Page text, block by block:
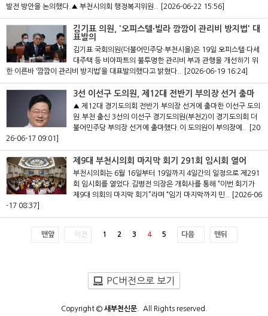
발전 방안을 논의했다.▲ 부천시의회 행정복지위원..
[2026-06-22 15:56]
김기표 의원, '오피스텔·빌라 깜깜이 관리비 방지법' 대
표발의
김기표 국회의원(더불어민주당·부천시을)은 19일 오피스텔·다세
대주택 등 비아파트의 불투명한 관리비 부과 관행을 개선하기 위
한 이른바 ‘깜깜이 관리비 방지법’을 대표발의했다고 밝혔다..
[2026-06-19 16:24]
3선 이선구 도의원, 제12대 전반기 부의장 선거 출마
▲ 제12대 경기도의회 전반기 부의장 선거에 출마한 이선구 도의
원.부천 출신 3선의 이선구 경기도의원(부천2)이 경기도의회 더
불어민주당 부의장 선거에 출마했다.이 도의원이 부의장에..
[20
26-06-17 09:01]
제9대 부천시의회 마지막 회기 291회 임시회 열어
부천시의회는 6월 16일부터 19일까지 4일간의 일정으로 제291
회 임시회를 열었다.김병전 의장은 개회사를 통해 “이번 회기가
제9대 의회의 마지막 회기”라며 “임기 마지막까지 민..
[2026-06
-17 08:37]
맨앞 이전 1 2 3 4 5 다음 맨뒤
PC버전으로 보기
Copyright © 새부천신문. All Rights reserved.